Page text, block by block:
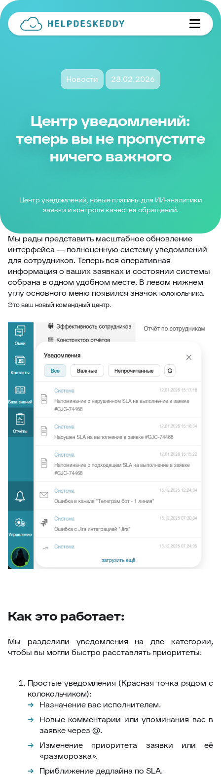
Новости 28.02.2026
Центр уведомлений:
теперь вы не пропустите
ничего важного
Центр уведомлений, новые плагины для ИИ-аналитики
заявки и контроля качества обращений.
Мы рады представить масштабное обновление
интерфейса — полноценную систему уведомлений
для сотрудников. Теперь вся оперативная
информация о ваших заявках и состоянии системы
собрана в одном удобном месте. В левом нижнем
углу основного меню появился значок колокольчика.
Это ваш новый командный центр.
Как это работает:
Мы разделили уведомления на две категории,
чтобы вы могли быстро расставлять приоритеты:
Простые уведомления (Красная точка рядом с
колокольчиком):
Назначение вас исполнителем.
Новые комментарии или упоминания ваc в
заявке через @.
Изменение приоритета заявки или её
«разморозка».
Приближение дедлайна по SLA.